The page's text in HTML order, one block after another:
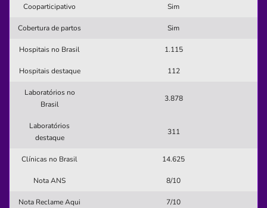
Não possui pronto atendimento
(73)2101-2800
Informação indisponível
Necessita consultar o plano de saúde
Clínica Oftalmológica Jefferson Torres
Rua Agnelo Brito, 187, Federação, Salvador - BA,
Cooparticipativo Sim
Cobertura de partos Sim
Hospitais no Brasil 1.115
Hospitais destaque 112
Laboratórios no
Brasil
3.878
Laboratórios
destaque
311
Clínicas no Brasil 14.625
Nota ANS 8/10
Nota Reclame Aqui 7/10